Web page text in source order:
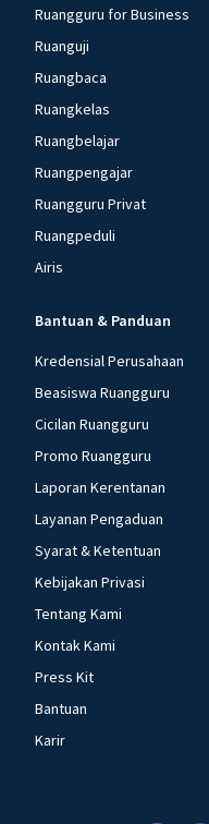
Ruangguru for Business
Ruanguji
Ruangbaca
Ruangkelas
Ruangbelajar
Ruangpengajar
Ruangguru Privat
Ruangpeduli
Airis
Bantuan & Panduan
Kredensial Perusahaan
Beasiswa Ruangguru
Cicilan Ruangguru
Promo Ruangguru
Laporan Kerentanan
Layanan Pengaduan
Syarat & Ketentuan
Kebijakan Privasi
Tentang Kami
Kontak Kami
Press Kit
Bantuan
Karir